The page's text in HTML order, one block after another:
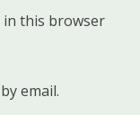
in this browser
email.